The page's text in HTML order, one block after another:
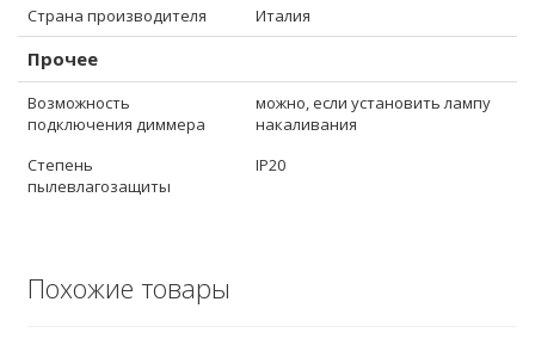
Страна производителя Италия
Прочее
Возможность
подключения диммера
можно, если установить лампу
накаливания
Степень
пылевлагозащиты
IP20
Похожие товары